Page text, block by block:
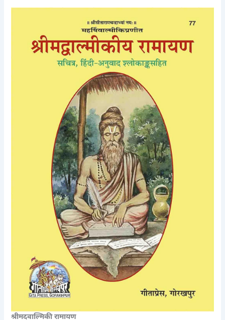
श्रीमदवाल्मिकी रामायण